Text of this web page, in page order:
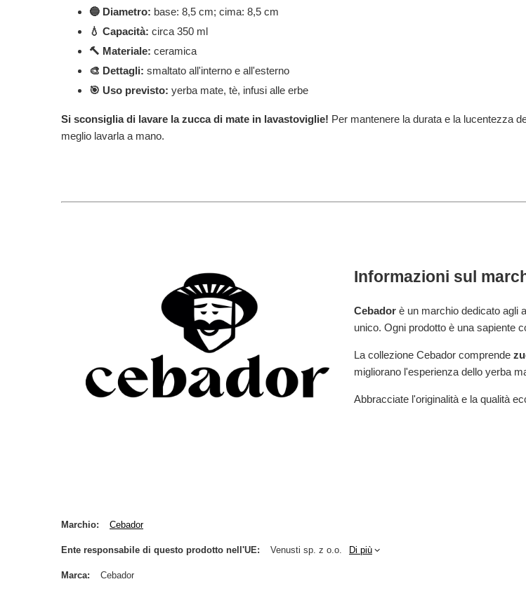
🔵 Diametro: base: 8,5 cm; cima: 8,5 cm
💧 Capacità: circa 350 ml
🔨 Materiale: ceramica
🎨 Dettagli: smaltato all'interno e all'esterno
🎯 Uso previsto: yerba mate, tè, infusi alle erbe
Si sconsiglia di lavare la zucca di mate in lavastoviglie! Per mantenere la durata e la lucentezza
meglio lavarla a mano.
Informazioni sul
Cebadorè un marchio dedicato agli
unico. Ogni prodotto è una sapiente
La collezione Cebador comprende
migliorano l'esperienza dello yerba
Abbracciate l'originalità e la qualità
Marchio Cebador
Ente responsabile di questo prodotto nell'UE Venusti sp. z o.o. Di più
Marca Cebador